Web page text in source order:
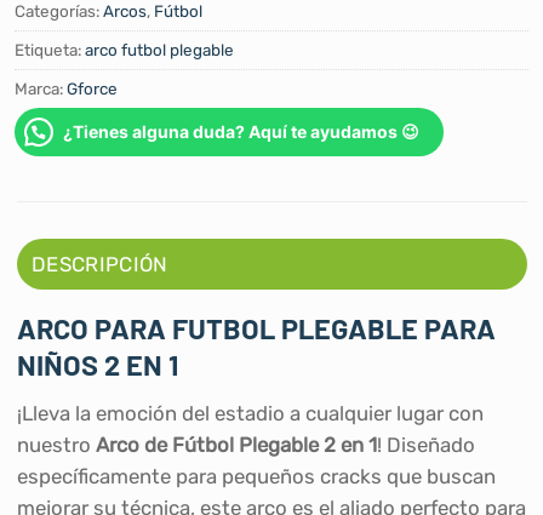
Categorías:Arcos, Fútbol
Etiqueta:arco futbol plegable
Marca:Gforce
¿Tienes alguna duda? Aquí te ayudamos 😉
DESCRIPCIÓN
ARCO PARA FUTBOL PLEGABLE PARA
NIÑOS 2 EN 1
¡Lleva la emoción del estadio a cualquier lugar con
nuestro Arco de Fútbol Plegable 2 en 1! Diseñado
específicamente para pequeños cracks que buscan
mejorar su técnica, este arco es el aliado perfecto para